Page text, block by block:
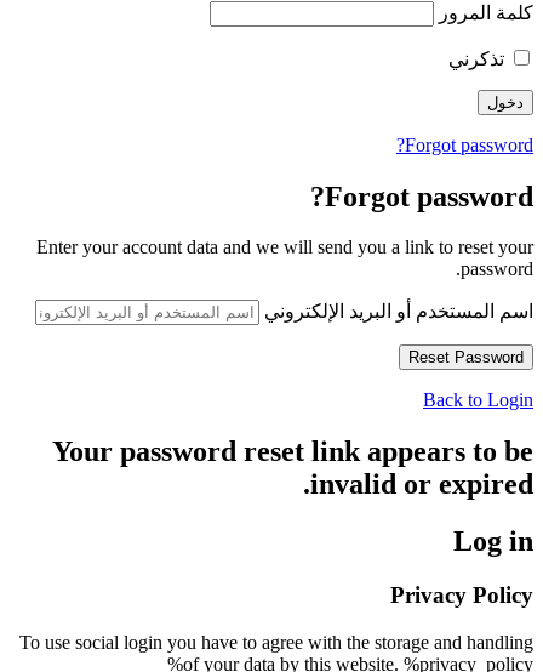
كلمة المرور
تذكرني
Forgot password?
Forgot password?
Enter your account data and we will send you a link to reset your
password.
اسم المستخدم أو البريد الإلكتروني
Back to Login
Your password reset link appears to be
invalid or expired.
Log in
Privacy Policy
To use social login you have to agree with the storage and handling
of your data by this website. %privacy_policy%